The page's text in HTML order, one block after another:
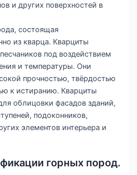
и других поверхностей в
состоящая
из кварца. Кварциты
под воздействием
и температуры. Они
прочностью, твёрдостью
к истиранию. Кварциты
облицовки фасадов зданий,
подоконников,
элементов интерьера и
горных пород.